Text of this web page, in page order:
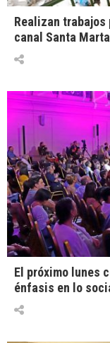
Realizan trabajos
canal Santa
El próximo lunes
énfasis en lo